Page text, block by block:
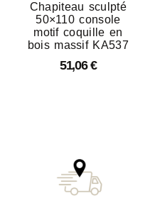
Chapiteau sculpté
50×110 console
motif coquille en
bois massif KA537
51,06€